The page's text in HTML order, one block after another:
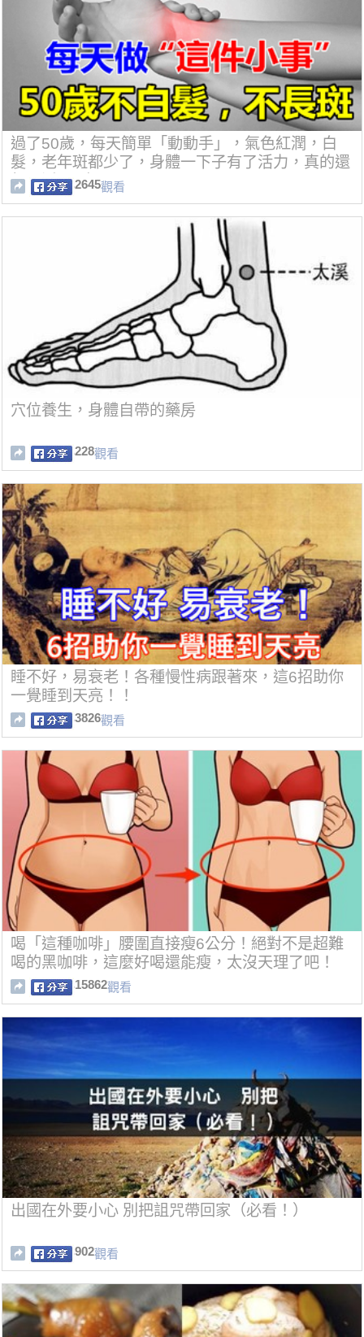
過了50歲，每天簡單「動動手」，氣色紅潤，白
髮，老年斑都少了，身體一下子有了活力，真的還
想再活500年！
2645觀看
穴位養生，身體自帶的藥房
228觀看
睡不好，易衰老！各種慢性病跟著來，這6招助你
一覺睡到天亮！！
3826觀看
喝「這種咖啡」腰圍直接瘦6公分！絕對不是超難
喝的黑咖啡，這麼好喝還能瘦，太沒天理了吧！
15862觀看
出國在外要小心 別把詛咒帶回家（必看！）
902觀看